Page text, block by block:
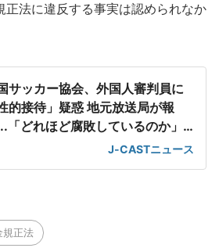
正法に違反する事実は認められなか
サッカー協会、外国人審判員に
的接待」疑惑 地元放送局が報
「どれほど腐敗しているのか」
J-CASTニュース
規正法